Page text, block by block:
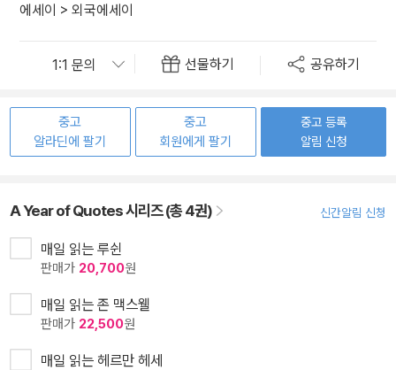
에세이 > 외국에세이
선물하기 공유하기
중고
알라딘에 팔기
중고
회원에게 팔기
중고 등록
알림 신청
A Year of Quotes 시리즈 (총 4권) 신간알림 신청
매일 읽는 루쉰
판매가 20,700원
매일 읽는 존 맥스웰
판매가 22,500원
매일 읽는 헤르만 헤세